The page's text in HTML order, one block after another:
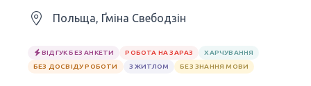
Польща, Ґміна Свебодзін
ВІДГУК БЕЗ АНКЕТИ РОБОТА НА ЗАРАЗ
ХАРЧУВАННЯ
БЕЗ ДОСВІДУ РОБОТИ
З ЖИТЛОМ БЕЗ ЗНАННЯ МОВИ